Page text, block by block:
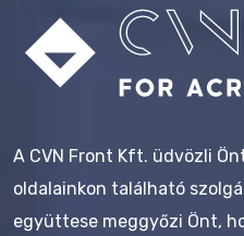
A CVN Front Kft. üdvözli
oldalainkon található
együttese meggyőzi Önt,